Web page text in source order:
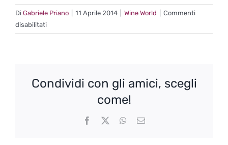
Di Gabriele Priano 11 Aprile 2014 Wine World
Commenti
disabilitatisu
Missione
Condividi con gli amici, scegli
come!
Facebook WhatsApp
Email